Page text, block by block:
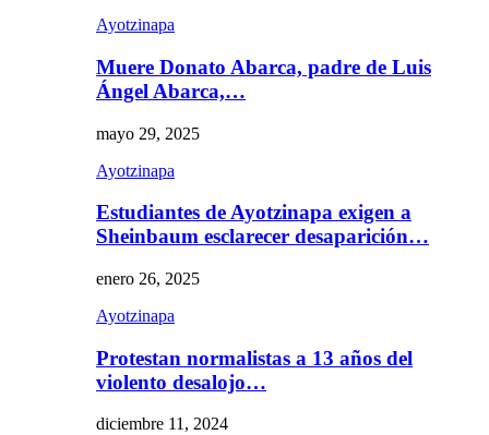
Ayotzinapa
Muere Donato Abarca, padre de Luis
Ángel Abarca,…
mayo 29, 2025
Ayotzinapa
Estudiantes de Ayotzinapa exigen a
Sheinbaum esclarecer desaparición…
enero 26, 2025
Ayotzinapa
Protestan normalistas a 13 años del
violento desalojo…
diciembre 11, 2024